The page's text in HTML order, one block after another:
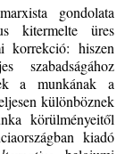
gondolata
kitermelte üres
korrekció: hiszen
a munkának a
különböznek
körülményeitől
kiadó